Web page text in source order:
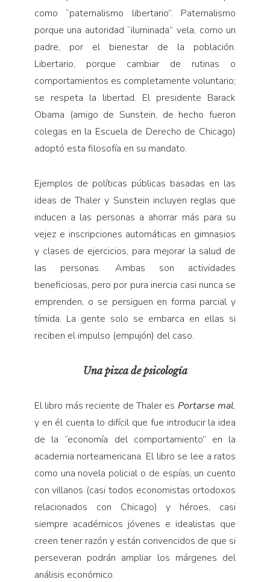
como “paternalismo libertario”. Paternalismo
porque una autoridad “iluminada” vela, como un
padre, por el bienestar de la población.
Libertario, porque cambiar de rutinas o
comportamientos es completamente voluntario;
se respeta la libertad. El presidente Barack
Obama (amigo de Sunstein, de hecho fueron
colegas en la Escuela de Derecho de Chicago)
adoptó esta filosofía en su mandato.
Ejemplos de políticas públicas basadas en las
ideas de Thaler y Sunstein incluyen reglas que
inducen a las personas a ahorrar más para su
vejez e inscripciones automáticas en gimnasios
y clases de ejercicios, para mejorar la salud de
las personas. Ambas son actividades
beneficiosas, pero por pura inercia casi nunca se
emprenden, o se persiguen en forma parcial y
tímida. La gente solo se embarca en ellas si
reciben el impulso (empujón) del caso.
Una pizca de psicología
El libro más reciente de Thaler es Portarse mal,
y en él cuenta lo difícil que fue introducir la idea
de la “economía del comportamiento” en la
academia norteamericana. El libro se lee a ratos
como una novela policial o de espías, un cuento
con villanos (casi todos economistas ortodoxos
relacionados con Chicago) y héroes, casi
siempre académicos jóvenes e idealistas que
creen tener razón y están convencidos de que si
perseveran podrán ampliar los márgenes del
análisis económico.